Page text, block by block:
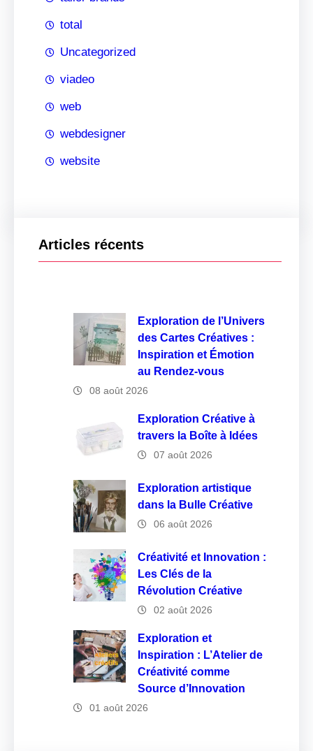
total
Uncategorized
viadeo
web
webdesigner
website
Articles récents
Exploration de l’Univers
des Cartes Créatives :
Inspiration et Émotion
au Rendez-vous
08 août 2026
Exploration Créative à
travers la Boîte à Idées
07 août 2026
Exploration artistique
dans la Bulle Créative
06 août 2026
Créativité et Innovation :
Les Clés de la
Révolution Créative
02 août 2026
Exploration et
Inspiration : L’Atelier de
Créativité comme
Source d’Innovation
01 août 2026